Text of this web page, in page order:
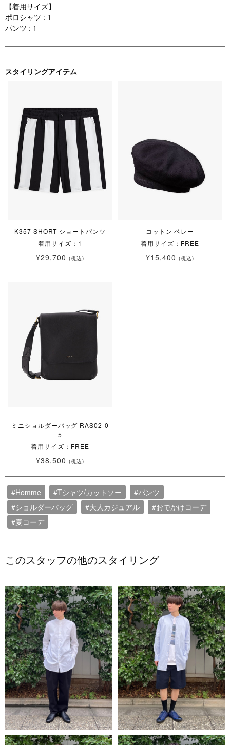
【着用サイズ】
ポロシャツ : 1
パンツ : 1
スタイリングアイテム
K357 SHORT ショートパンツ
着用サイズ：1
¥29,700 (税込)
コットン ベレー
着用サイズ：FREE
¥15,400 (税込)
ミニショルダーバッグ RAS02-0
5
着用サイズ：FREE
¥38,500 (税込)
#Homme #Tシャツ/カットソー
#パンツ
#ショルダーバッグ
#大人カジュアル
#おでかけコーデ
#夏コーデ
このスタッフの他のスタイリング